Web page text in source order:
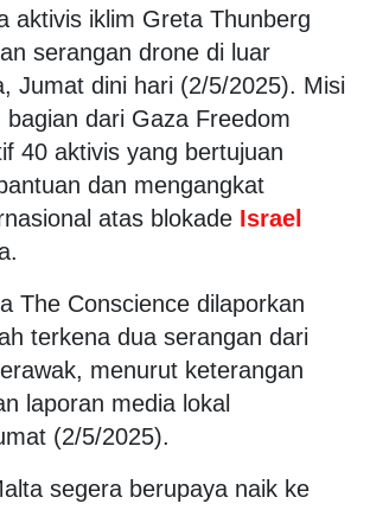
aktivis iklim Greta Thunberg
serangan drone di luar
Jumat dini hari (2/5/2025). Misi
bagian dari Gaza Freedom
40 aktivis yang bertujuan
dan mengangkat
atas blokade Israel
The Conscience dilaporkan
terkena dua serangan dari
menurut keterangan
laporan media lokal
(2/5/2025).
segera berupaya naik ke